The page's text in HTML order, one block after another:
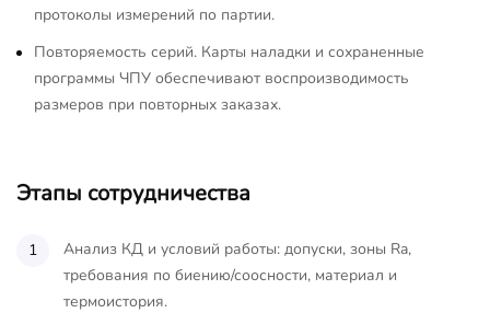
протоколы измерений по партии.
Повторяемость серий. Карты наладки и сохраненные
программы ЧПУ обеспечивают воспроизводимость
размеров при повторных заказах.
Этапы сотрудничества
Анализ КД и условий работы: допуски, зоны Ra,
требования по биению/соосности, материал и
термоистория.